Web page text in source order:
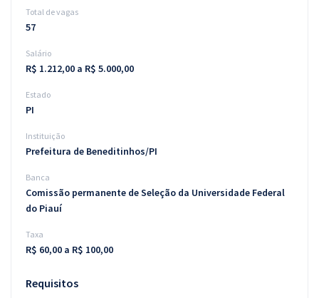
Blog
Aprovados
Atendimento
Total de vagas
57
Salário
R$ 1.212,00 a R$ 5.000,00
Estado
PI
Instituição
Prefeitura de Beneditinhos/PI
Banca
Comissão permanente de Seleção da Universidade Federal
do Piauí
Taxa
R$ 60,00 a R$ 100,00
Requisitos